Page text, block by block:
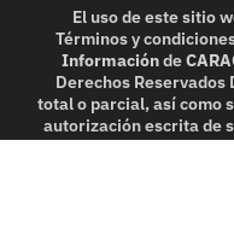
El uso de este sitio
Términos y
Informaciónde
Derechos Reservados
total o parcial, así como
autorización escrita de
in part, or